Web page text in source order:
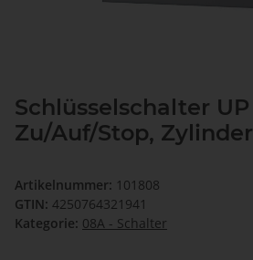
Schlüsselschalter UP
Zu/Auf/Stop, Zylinder
Artikelnummer: 101808
GTIN: 4250764321941
Kategorie: 08A - Schalter